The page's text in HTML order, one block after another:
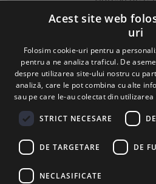
MĂ
Acest site web
uri
Folosim cookie-uri pentru a
pentru a ne analiza traficul. De
despre utilizarea site-ului nostru cu
analiză, care le pot combina cu alte
sau pe care le-au colectat din
STRICT NECESARE
DE TARGETARE DE
NECLASIFICATE